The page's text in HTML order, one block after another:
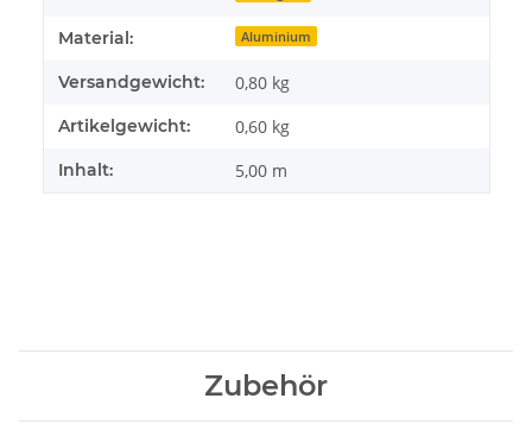
Material: Aluminium
Versandgewicht: 0,80 kg
Artikelgewicht: 0,60 kg
Inhalt: 5,00 m
Zubehör